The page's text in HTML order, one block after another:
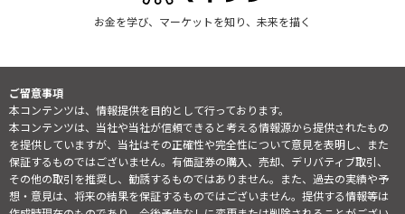
お金を学び、マーケットを知り、未来を描く
ご留意事項
本コンテンツは、情報提供を目的として行っております。
本コンテンツは、当社や当社が信頼できると考える情報源から提供されたもの
を提供していますが、当社はその正確性や完全性について意見を表明し、また
保証するものではございません。有価証券の購入、売却、デリバティブ取引、
その他の取引を推奨し、勧誘するものではありません。また、過去の実績や予
想・意見は、将来の結果を保証するものではございません。提供する情報等は